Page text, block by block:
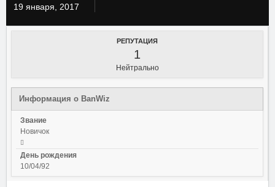
19 января, 2017
РЕПУТАЦИЯ
1
Нейтрально
Информация о BanWiz
Звание
Новичок
День рождения
10/04/92